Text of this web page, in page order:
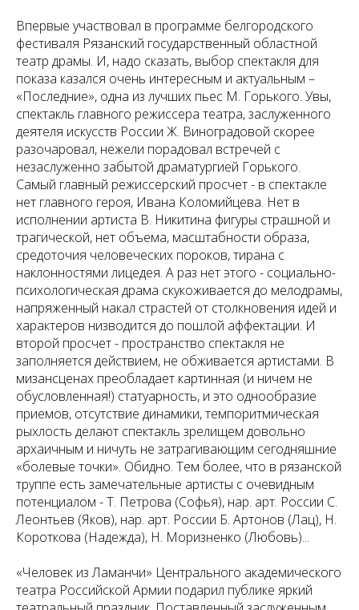
Впервые участвовал в программе белгородского
фестиваля Рязанский государственный областной
театр драмы. И, надо сказать, выбор спектакля для
показа казался очень интересным и актуальным –
«Последние», одна из лучших пьес М. Горького. Увы,
спектакль главного режиссера театра, заслуженного
деятеля искусств России Ж. Виноградовой скорее
разочаровал, нежели порадовал встречей с
незаслуженно забытой драматургией Горького.
Самый главный режиссерский просчет - в спектакле
нет главного героя, Ивана Коломийцева. Нет в
исполнении артиста В. Никитина фигуры страшной и
трагической, нет объема, масштабности образа,
средоточия человеческих пороков, тирана с
наклонностями лицедея. А раз нет этого - социально-
психологическая драма скукоживается до мелодрамы,
напряженный накал страстей от столкновения идей и
характеров низводится до пошлой аффектации. И
второй просчет - пространство спектакля не
заполняется действием, не обживается артистами. В
мизансценах преобладает картинная (и ничем не
обусловленная!) статуарность, и это однообразие
приемов, отсутствие динамики, темпоритмическая
рыхлость делают спектакль зрелищем довольно
архаичным и ничуть не затрагивающим сегодняшние
«болевые точки». Обидно. Тем более, что в рязанской
труппе есть замечательные артисты с очевидным
потенциалом - Т. Петрова (Софья), нар. арт. России С.
Леонтьев (Яков), нар. арт. России Б. Артонов (Лац), Н.
Короткова (Надежда), Н. Моризненко (Любовь)...
«Человек из Ламанчи» Центрального академического
театра Российской Армии подарил публике яркий